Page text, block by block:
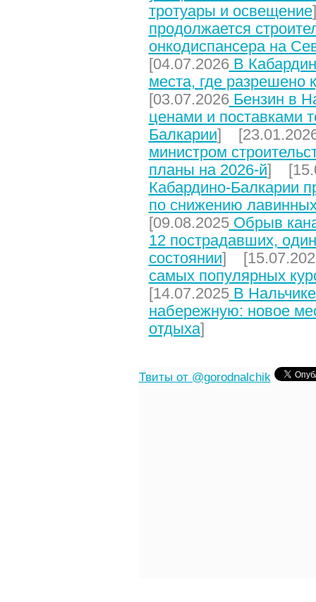
тротуары и освещение
продолжается
онкодиспансера на
[04.07.2026В
места, где разрешено
[03.07.2026Бензин в
ценами и поставками
Балкарии]
министром
планы на 2026-й]
Кабардино-Балкарии
по снижению
[09.08.2025Обрыв
12 пострадавших,
состоянии]
самых популярных
[14.07.2025В
набережную: новое
отдыха]
Твиты от @gorodnalchik